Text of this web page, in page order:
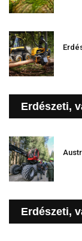
Erdészeti,
Erdészeti,